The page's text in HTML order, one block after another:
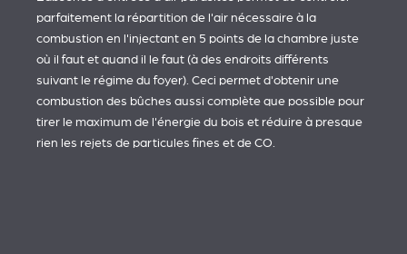
parfaitement la répartition de l'air nécessaire à la
combustion en l'injectant en 5 points de la chambre juste
où il faut et quand il le faut (à des endroits différents
suivant le régime du foyer). Ceci permet d'obtenir une
combustion des bûches aussi complète que possible pour
tirer le maximum de l'énergie du bois et réduire à presque
rien les rejets de particules fines et de CO.